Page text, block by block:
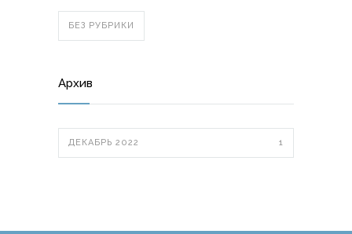
БЕЗ РУБРИКИ
Архив
ДЕКАБРЬ 2022 1